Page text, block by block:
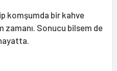
komşumda bir kahve
Sonucu bilsem de